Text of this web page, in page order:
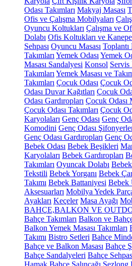
Odası Takımları Makyaj Masası
Ofis ve Çalışma Mobilyaları
Oyuncu Koltukları Çalışma ve
Dolabı Ofis Koltukları ve
Sehpası Oyuncu Masası Toplantı
Takımları Yemek Odası Yemek
Masası Sandalyesi Konsol Servis
Takımları Yemek Masası ve
Takımları Çocuk Odası Çocuk
Odası Duvar Kağıtları Çocuk
Odası Gardıropları Çocuk Odası
Çocuk Odası Takımları Çocuk
Karyolaları Genç Odası Genç
Komodini Genç Odası
Genç Odası Gardıropları Genç
Bebek Odası Bebek Beşikleri
Karyolaları Bebek Gardıropları
Takımları Oyuncak Dolabı
Tekstili Bebek Yorganı Bebek
Takımı Bebek Battaniyesi Bebek
Aksesuarları Mobilya Yedek
Ayakları Keçeler Masa Ayağı
BAHÇE,BALKON VE
Bahçe Takımları Balkon ve
Balkon Yemek Masası Takımları
Takımı Bistro Setleri Bahçe
Bahçe ve Balkon Masası Bahçe
Bahçe Sandalyeleri Bahçe
Hamak Bahçe Salıncağı Şezlong